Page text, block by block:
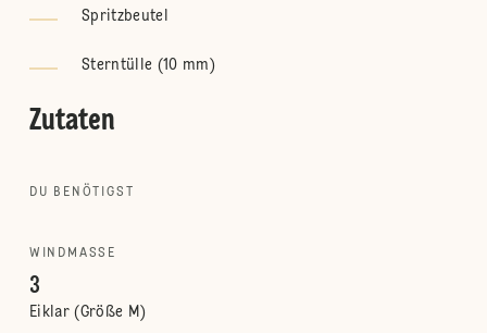
Spritzbeutel
Sterntülle (10 mm)
Zutaten
DU BENÖTIGST
WINDMASSE
3
Eiklar (Größe M)